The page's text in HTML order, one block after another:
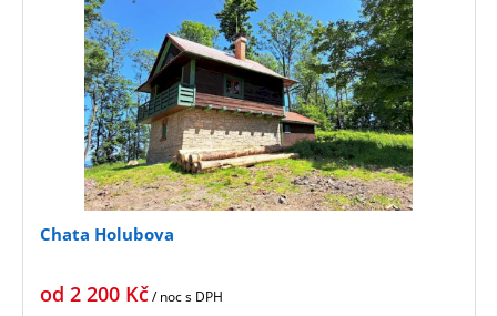
Chata Holubova
od 2 200 Kč/ nocs DPH